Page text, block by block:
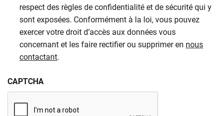
respect des règles de confidentialité et de sécurité qui y
sont exposées. Conformément à la loi, vous pouvez
exercer votre droit d’accès aux données vous
concernant et les faire rectifier ou supprimer en nous
contactant.
CAPTCHA